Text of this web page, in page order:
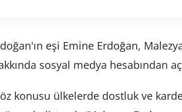
eşi Emine Erdoğan,
sosyal medya hesabından
konusu ülkelerde dostluk ve